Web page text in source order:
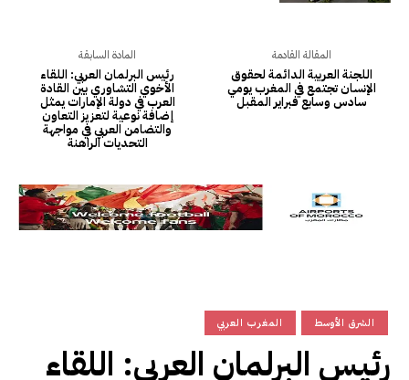
المادة السابقة
رئيس البرلمان العربي: اللقاء
الأخوي التشاوري بين القادة
العرب في دولة الإمارات يمثل
إضافة نوعية لتعزيز التعاون
والتضامن العربي في مواجهة
التحديات الراهنة
المقالة القادمة
اللجنة العربية الدائمة لحقوق
الإنسان تجتمع في المغرب يومي
سادس وسابع فبراير المقبل